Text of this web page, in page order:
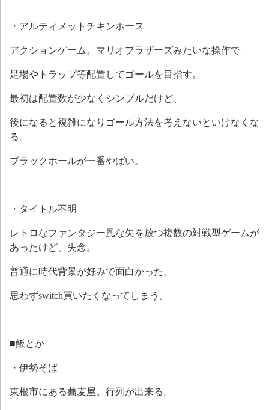
・アルティメットチキンホース
アクションゲーム。マリオブラザーズみたいな操作で
足場やトラップ等配置してゴールを目指す。
最初は配置数が少なくシンプルだけど、
後になると複雑になりゴール方法を考えないといけなくな
る。
ブラックホールが一番やばい。
・タイトル不明
レトロなファンタジー風な矢を放つ複数の対戦型ゲームが
あったけど、失念。
普通に時代背景が好みで面白かった。
思わずswitch買いたくなってしまう。
■飯とか
・伊勢そば
東根市にある蕎麦屋。行列が出来る。